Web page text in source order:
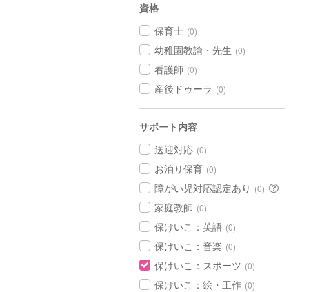
資格
保育士 (0)
幼稚園教諭・先生 (0)
看護師 (0)
産後ドゥーラ (0)
サポート内容
送迎対応 (0)
お泊り保育 (0)
障がい児対応認定あり (0)
家庭教師 (0)
保けいこ：英語 (0)
保けいこ：音楽 (0)
保けいこ：スポーツ (0)
保けいこ：絵・工作 (0)